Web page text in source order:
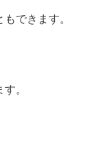
できます。
。